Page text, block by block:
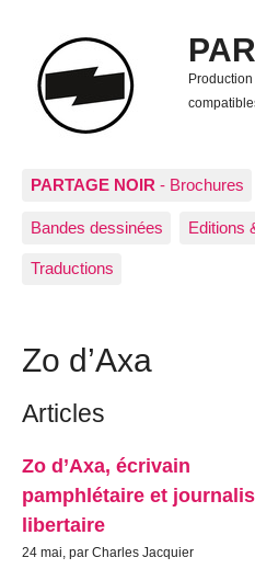
PARTAGE NOIR - Brochures
Bandes dessinées Editions
Traductions
Zo d’Axa
Articles
Zo d’Axa, écrivain
pamphlétaire et
libertaire
24 mai, par Charles Jacquier